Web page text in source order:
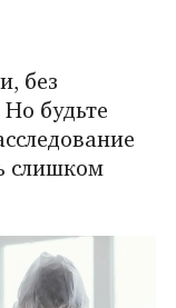
без
Но будьте
слишком